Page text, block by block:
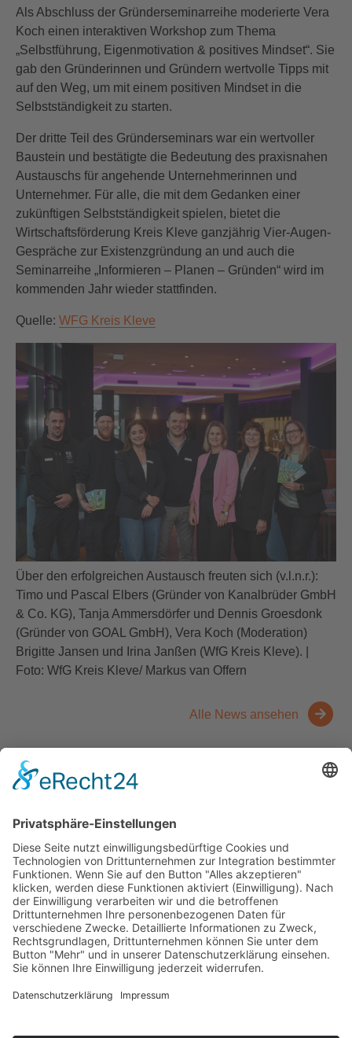
Als Abschluss der Gründerseminarreihe moderierte Vera
Koch einen interaktiven Workshop zum Thema
„Selbstführung, Eigenmotivation & positives Mindset“. Sie
gab den Gründerinnen und Gründern wertvolle Tipps mit
auf den Weg, um mit einem positiven Mindset in die
Selbstständigkeit zu starten.
Der dritte Teil des Gründerseminars war ein wertvoller
Baustein und bestätigte die Bedeutung des praxisnahen
Austauschs für angehende Unternehmerinnen und
Unternehmer. Für alle, die mit dem Gedanken einer
zukünftigen Selbstständigkeit spielen, bietet die
Wirtschaftsförderung Kreis Kleve ganzjährig Vier-Augen-
Gespräche zur Existenzgründung an und auch die
Seminarreihe „Informieren – Planen – Gründen“ wird im
kommenden Jahr wieder stattfinden.
Quelle: WFG Kreis Kleve
Über den erfolgreichen Austausch freuten sich (v.l.n.r.):
Timo und Pascal Elbers (Gründer von Kanalbrüder GmbH
& Co. KG), Tanja Ammersdörfer und Dennis Groesdonk
(Gründer von GOAL GmbH), Vera Koch (Moderation)
Brigitte Jansen und Irina Janßen (WfG Kreis Kleve). |
Foto: WfG Kreis Kleve/ Markus van Offern
Alle News ansehen
Kontakt Messen Zahlen und Fakten Downloads
Denken Sie Über uns